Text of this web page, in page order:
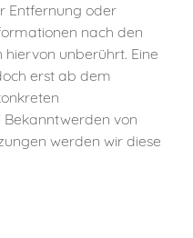
Entfernung oder
nach den
unberührt. Eine
erst ab dem
Bekanntwerden von
werden wir diese